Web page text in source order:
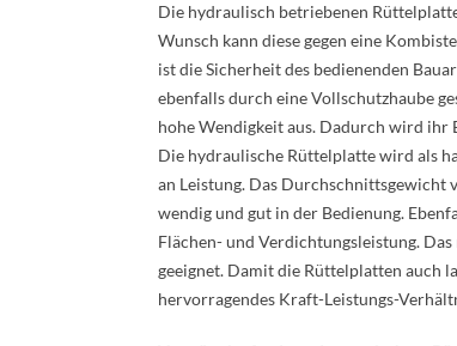
Die hydraulisch betriebenen
Wunsch kann diese gegen eine
ist die Sicherheit des bedienenden
ebenfalls durch eine Vollschutzhaube
hohe Wendigkeit aus. Dadurch wird ihr
Die hydraulische Rüttelplatte wird als
an Leistung. Das
wendig und gut in der Bedienung.
Flächen- und Verdichtungsleistung.
geeignet. Damit die Rüttelplatten auch
hervorragendes Kraft-Leistungs-